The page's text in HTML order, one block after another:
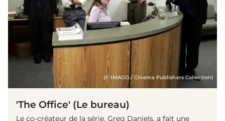
(© IMAGO / Cinema Publishers Collection)
'The Office' (Le bureau)
Le co-créateur de la série, Greg Daniels, a fait une